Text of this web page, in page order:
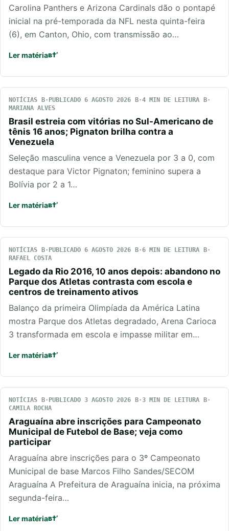
Carolina Panthers e Arizona Cardinals dão o pontapé
inicial na pré-temporada da NFL nesta quinta-feira
(6), em Canton, Ohio, com transmissão ao…
Ler matéria
NOTÍCIAS PUBLICADO 6 AGOSTO 2026
4 MIN DE LEITURA
MARIANA ALVES
Brasil estreia com vitórias no Sul-Americano de
tênis 16 anos; Pignaton brilha contra a
Venezuela
Seleção masculina vence a Venezuela por 3 a 0, com
destaque para Victor Pignaton; feminino supera a
Bolívia por 2 a 1…
Ler matéria
NOTÍCIAS PUBLICADO 6 AGOSTO 2026
6 MIN DE LEITURA
RAFAEL COSTA
Legado da Rio 2016, 10 anos depois: abandono no
Parque dos Atletas contrasta com escola e
centros de treinamento ativos
Balanço da primeira Olimpíada da América Latina
mostra Parque dos Atletas degradado, Arena Carioca
3 transformada em escola e impasse militar em…
Ler matéria
NOTÍCIAS PUBLICADO 3 AGOSTO 2026
3 MIN DE LEITURA
CAMILA ROCHA
Araguaína abre inscrições para Campeonato
Municipal de Futebol de Base; veja como
participar
Araguaína abre inscrições para o 3º Campeonato
Municipal de base Marcos Filho Sandes/SECOM
Araguaína A Prefeitura de Araguaína inicia, na próxima
segunda-feira…
Ler matéria